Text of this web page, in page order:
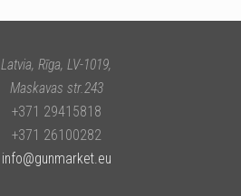
Latvia, Rīga, LV-1019,
Maskavas str.243
+371 29415818
+371 26100282
info@gunmarket.eu